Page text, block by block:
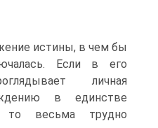
истины, в чем бы
Если в его
личная
в единстве
то весьма трудно